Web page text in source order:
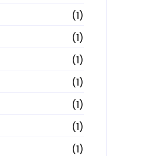
(1)
(1)
(1)
(1)
(1)
(1)
(1)